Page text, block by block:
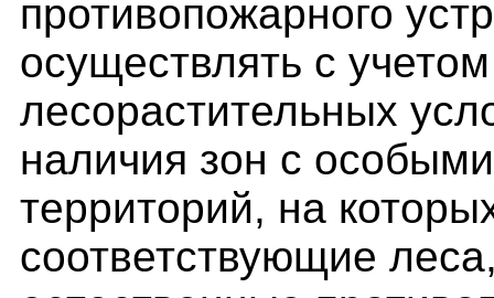
противопожарного
осуществлять с
лесорастительных
наличия зон с
территорий, на
соответствующие